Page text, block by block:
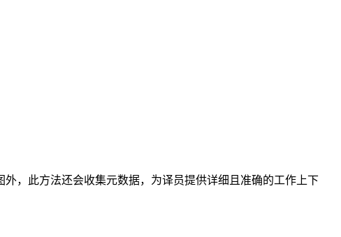
外，此方法还会收集元数据，为译员提供详细且准确的工作上下